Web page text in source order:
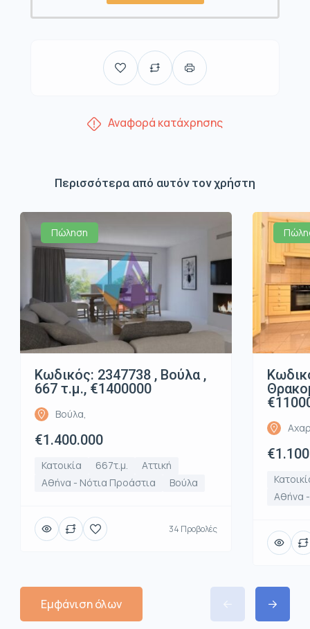
Αναφορά κατάχρησης
Περισσότερα από αυτόν τον χρήστη
Πώληση
Κωδικός: 2347738 , Βούλα ,
667 τ.μ., €1400000
Βούλα,
€1.400.000
Κατοικία 667τ.μ.
Αττική
Αθήνα - Νότια Προάστια
Βούλα
34 Προβολές
Αθήνα
Εμφάνιση όλων